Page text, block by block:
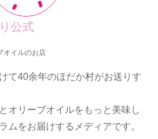
公式
オイルのお店
て40余年のほだか村がお送りす
オリーブオイルをもっと美味し
ムをお届けするメディアです。